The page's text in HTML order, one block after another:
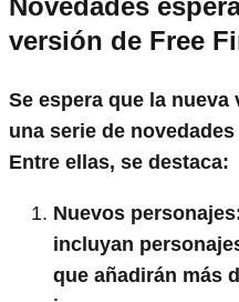
Novedades
versión de Free
Se espera que la
una serie de
Entre ellas, se destaca:
Nuevos personajes
incluyan
que añadirán más